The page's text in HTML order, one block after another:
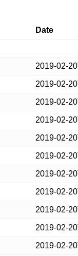
Date
2019-02-
2019-02-
2019-02-
2019-02-
2019-02-
2019-02-
2019-02-
2019-02-
2019-02-
2019-02-
2019-02-